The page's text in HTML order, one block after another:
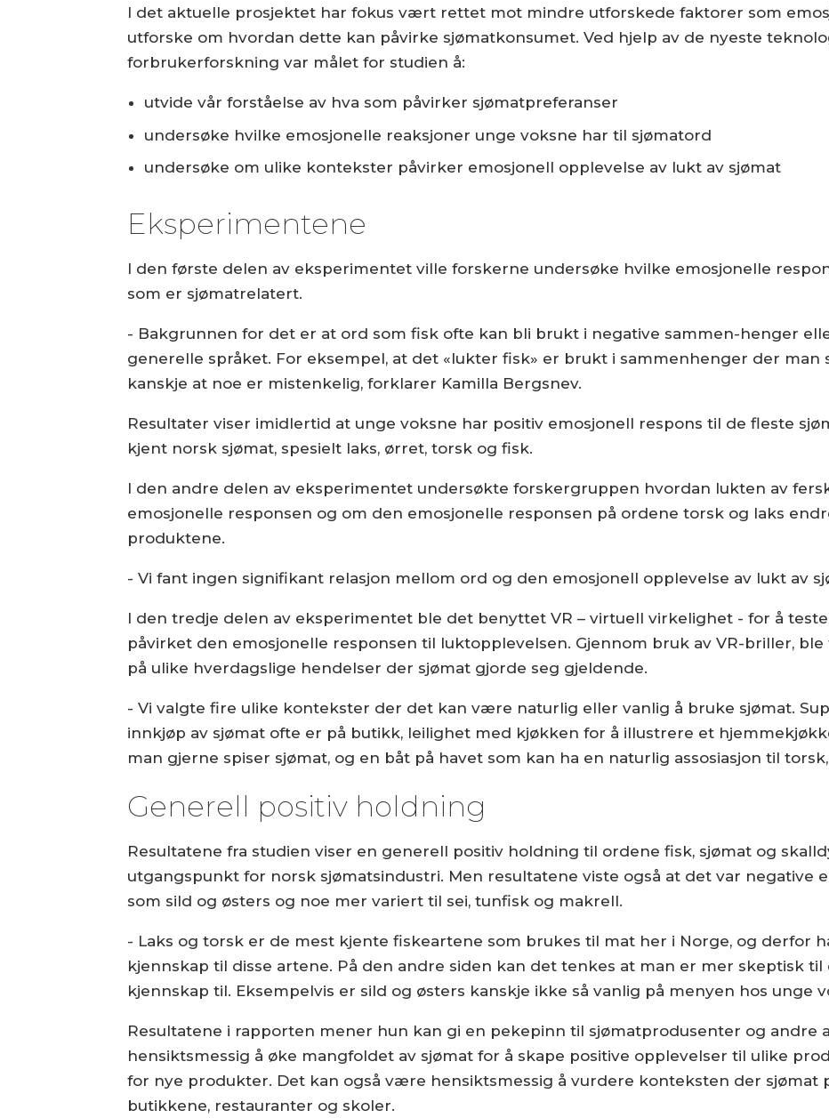
I det aktuelle prosjektet har fokus vært rettet mot mindre utforskede faktorer som
utforske om hvordan dette kan påvirke sjømatkonsumet. Ved hjelp av de nyeste
forbrukerforskning var målet for studien å:
utvide vår forståelse av hva som påvirker sjømatpreferanser
undersøke hvilke emosjonelle reaksjoner unge voksne har til sjømatord
undersøke om ulike kontekster påvirker emosjonell opplevelse av lukt av sjømat
Eksperimentene
I den første delen av eksperimentet ville forskerne undersøke hvilke emosjonelle
som er sjømatrelatert.
- Bakgrunnen for det er at ord som fisk ofte kan bli brukt i negative sammen-henger
generelle språket. For eksempel, at det «lukter fisk» er brukt i sammenhenger der
kanskje at noe er mistenkelig, forklarer Kamilla Bergsnev.
Resultater viser imidlertid at unge voksne har positiv emosjonell respons til de fleste
kjent norsk sjømat, spesielt laks, ørret, torsk og fisk.
I den andre delen av eksperimentet undersøkte forskergruppen hvordan lukten av
emosjonelle responsen og om den emosjonelle responsen på ordene torsk og laks
produktene.
- Vi fant ingen signifikant relasjon mellom ord og den emosjonell opplevelse av lukt av
I den tredje delen av eksperimentet ble det benyttet VR – virtuell virkelighet - for å
påvirket den emosjonelle responsen til luktopplevelsen. Gjennom bruk av VR-briller,
på ulike hverdagslige hendelser der sjømat gjorde seg gjeldende.
- Vi valgte fire ulike kontekster der det kan være naturlig eller vanlig å bruke sjømat.
innkjøp av sjømat ofte er på butikk, leilighet med kjøkken for å illustrere et
man gjerne spiser sjømat, og en båt på havet som kan ha en naturlig assosiasjon til
Generell positiv holdning
Resultatene fra studien viser en generell positiv holdning til ordene fisk, sjømat og
utgangspunkt for norsk sjømatsindustri. Men resultatene viste også at det var negative
som sild og østers og noe mer variert til sei, tunfisk og makrell.
- Laks og torsk er de mest kjente fiskeartene som brukes til mat her i Norge, og derfor
kjennskap til disse artene. På den andre siden kan det tenkes at man er mer skeptisk
kjennskap til. Eksempelvis er sild og østers kanskje ikke så vanlig på menyen hos unge
Resultatene i rapporten mener hun kan gi en pekepinn til sjømatprodusenter og
hensiktsmessig å øke mangfoldet av sjømat for å skape positive opplevelser til ulike
for nye produkter. Det kan også være hensiktsmessig å vurdere konteksten der sjømat
butikkene, restauranter og skoler.